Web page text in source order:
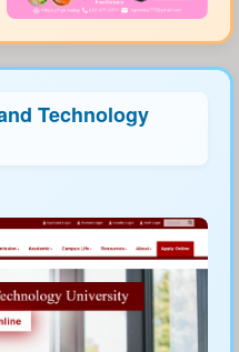
Technology